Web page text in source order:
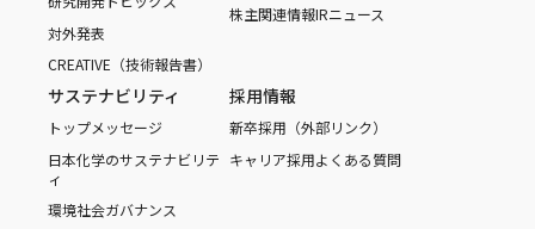
対外発表
CREATIVE（技術報告書）
株主関連情報IRニュース
サステナビリティ
トップメッセージ
日本化学のサステナビリテ
ィ
環境社会ガバナンス
採用情報
新卒採用（外部リンク）
キャリア採用よくある質問